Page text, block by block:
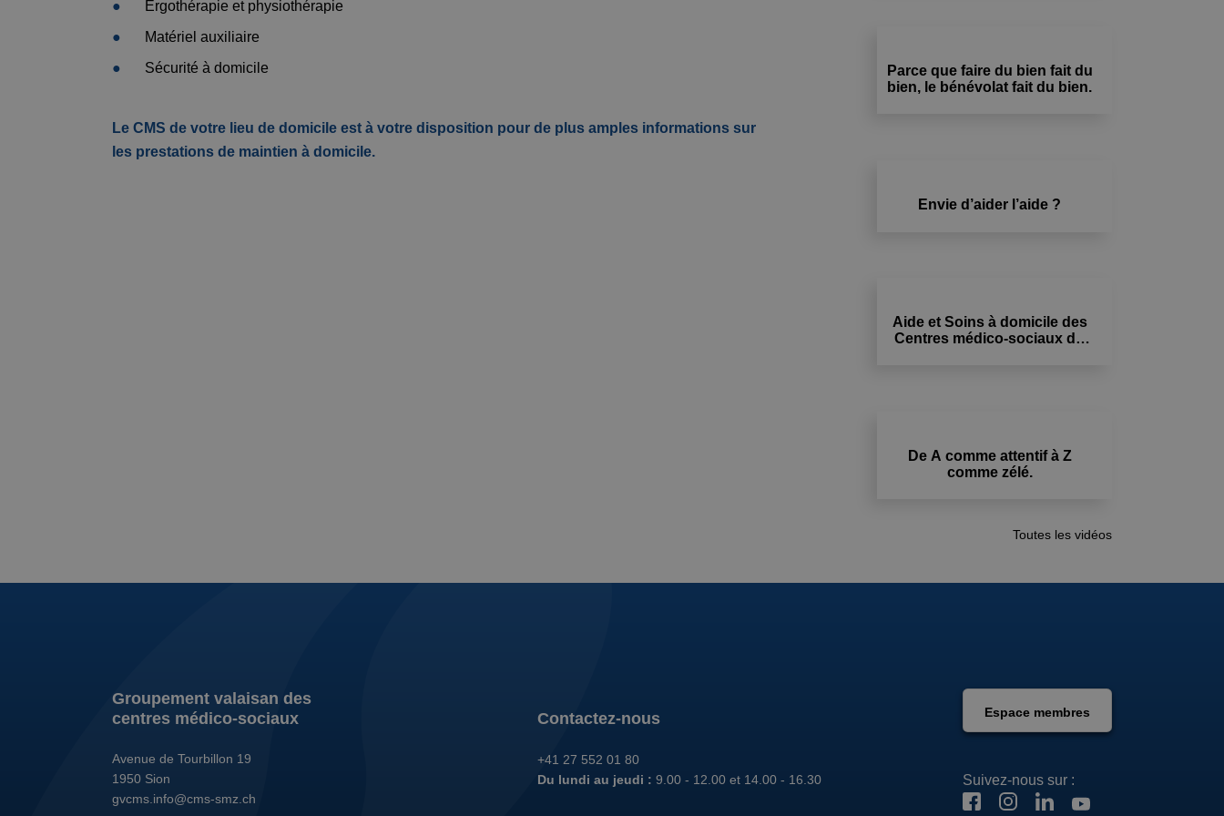
Ergothérapie et physiothérapie
Matériel auxiliaire
Sécurité à domicile
Le CMS de votre lieu de domicile est à votre disposition pour de plus amples informations sur
les prestations de maintien à domicile.
Parce que faire du bien fait du
bien, le bénévolat fait du bien.
Envie d’aider l’aide ?
Aide et Soins à domicile des
Centres médico-sociaux du
De A comme attentif à Z
comme zélé.
Toutes les vidéos
Groupement valaisan des
centres médico-sociaux
Avenue de Tourbillon 19
1950 Sion
gvcms.info@cms-smz.ch
Contactez-nous
+41 27 552 01 80
Du lundi au jeudi : 9.00 - 12.00 et 14.00 - 16.30
Espace membres
Suivez-nous sur :